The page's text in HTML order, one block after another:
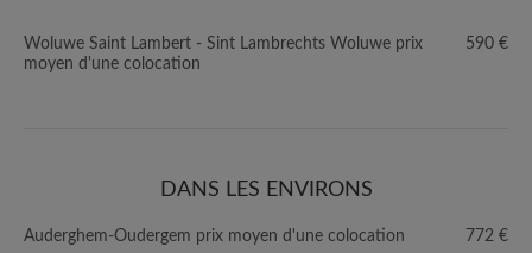
Woluwe Saint Lambert - Sint Lambrechts Woluwe prix
moyen d'une colocation
590 €
DANS LES ENVIRONS
Auderghem-Oudergem prix moyen d'une colocation 772 €